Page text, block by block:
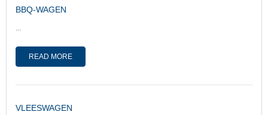
BBQ-WAGEN
...
READ MORE
VLEESWAGEN